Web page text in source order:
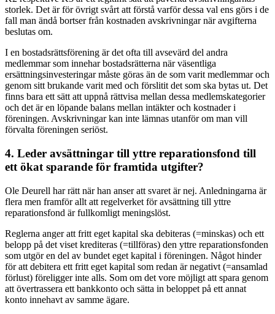
storlek. Det är för övrigt svårt att förstå varför dessa val ens görs i de
fall man ändå bortser från kostnaden avskrivningar när avgifterna
beslutas om.
I en bostadsrättsförening är det ofta till avsevärd del andra
medlemmar som innehar bostadsrätterna när väsentliga
ersättningsinvesteringar måste göras än de som varit medlemmar och
genom sitt brukande varit med och förslitit det som ska bytas ut. Det
finns bara ett sätt att uppnå rättvisa mellan dessa medlemskategorier
och det är en löpande balans mellan intäkter och kostnader i
föreningen. Avskrivningar kan inte lämnas utanför om man vill
förvalta föreningen seriöst.
4. Leder avsättningar till yttre reparationsfond till
ett ökat sparande för framtida utgifter?
Ole Deurell har rätt när han anser att svaret är nej. Anledningarna är
flera men framför allt att regelverket för avsättning till yttre
reparationsfond är fullkomligt meningslöst.
Reglerna anger att fritt eget kapital ska debiteras (=minskas) och ett
belopp på det viset krediteras (=tillföras) den yttre reparationsfonden
som utgör en del av bundet eget kapital i föreningen. Något hinder
för att debitera ett fritt eget kapital som redan är negativt (=ansamlad
förlust) föreligger inte alls. Som om det vore möjligt att spara genom
att övertrassera ett bankkonto och sätta in beloppet på ett annat
konto innehavt av samme ägare.